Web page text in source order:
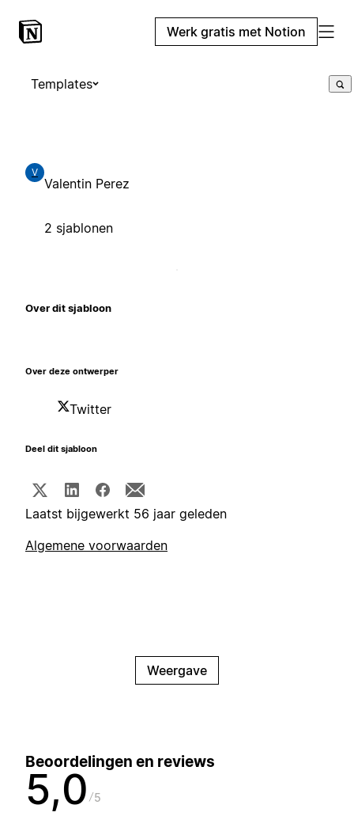
Werk gratis met Notion
Templates
V
Valentin Perez
2 sjablonen
Over dit sjabloon
Over deze ontwerper
Twitter
Deel dit sjabloon
Laatst bijgewerkt 56 jaar geleden
Algemene voorwaarden
Weergave
Beoordelingen en reviews
5,0 5